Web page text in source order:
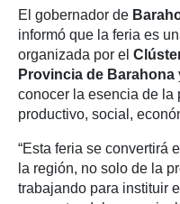
El gobernador de
informó que la feria es
organizada por el
Provincia de Barahona
conocer la esencia de la
productivo, social,
“Esta feria se convertirá
la región, no solo de la
trabajando para instituir